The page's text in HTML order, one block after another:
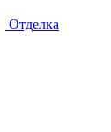
Отделка